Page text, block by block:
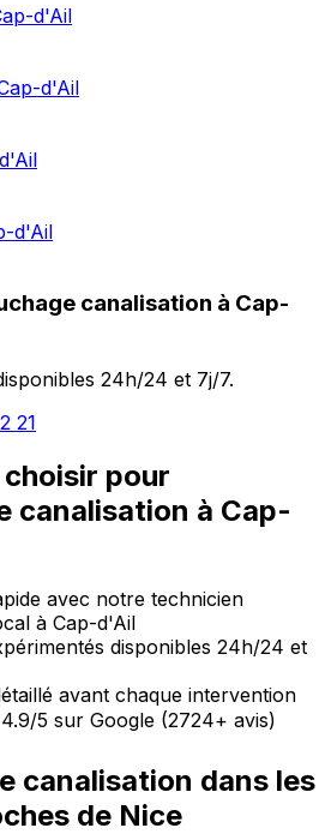
d'Ail
d'Ail
d'Ail
canalisation à Cap-
24h/24 et 7j/7.
21
pour
canalisation à Cap-
avec notre technicien
à Cap-d'Ail
disponibles 24h/24 et
avant chaque intervention
5 sur Google (2724+ avis)
canalisation dans les
de Nice